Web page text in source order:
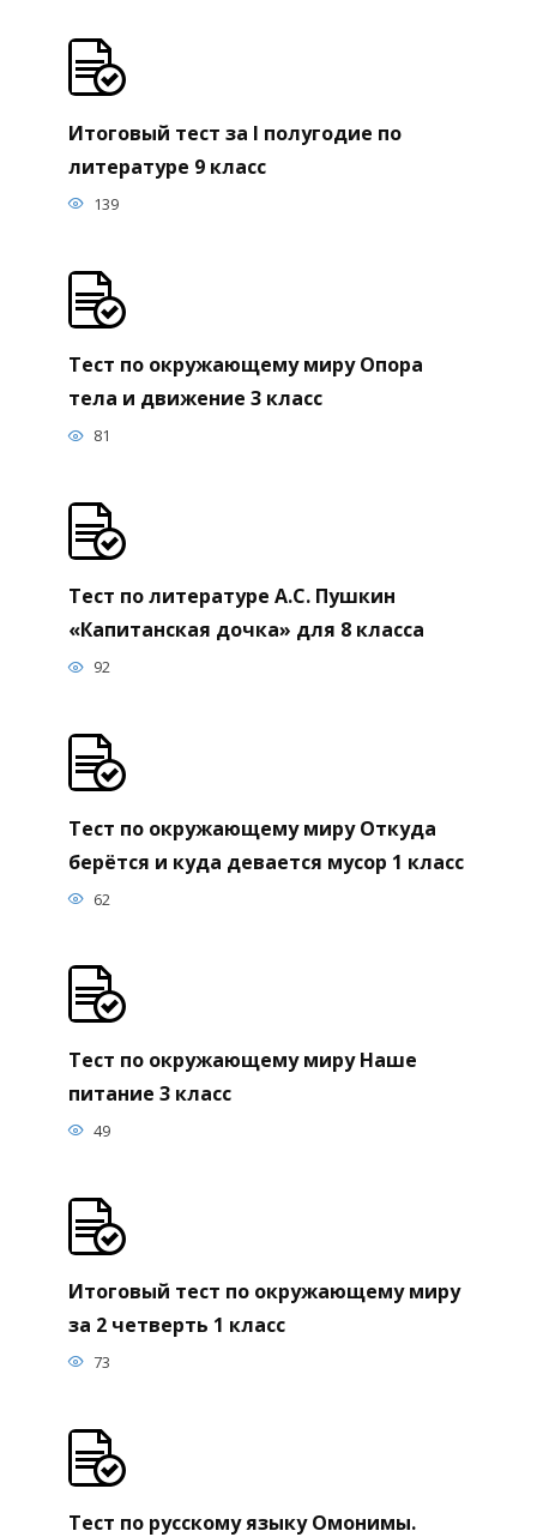
Итоговый тест за I полугодие по
литературе 9 класс
139
Тест по окружающему миру Опора
тела и движение 3 класс
81
Тест по литературе А.С. Пушкин
«Капитанская дочка» для 8 класса
92
Тест по окружающему миру Откуда
берётся и куда девается мусор 1 класс
62
Тест по окружающему миру Наше
питание 3 класс
49
Итоговый тест по окружающему миру
за 2 четверть 1 класс
73
Тест по русскому языку Омонимы.